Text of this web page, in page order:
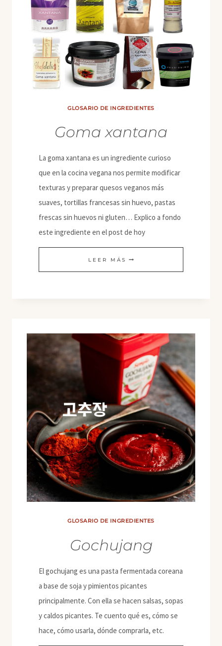
GLOSARIO DE INGREDIENTES
Goma xantana
La goma xantana es un ingrediente curioso
que en la cocina vegana nos permite modificar
texturas y preparar quesos veganos más
suaves, tortillas francesas sin huevo, pastas
frescas sin huevos ni gluten… Explico a fondo
este ingrediente en el post de hoy
LEER MÁS GOMA
XANTANA
GLOSARIO DE INGREDIENTES
Gochujang
El gochujang es una pasta fermentada coreana
a base de soja y pimientos picantes
principalmente. Con ella se hacen salsas, sopas
y caldos picantes. Te cuento qué es, cómo se
hace, cómo usarla, dónde comprarla, etc.